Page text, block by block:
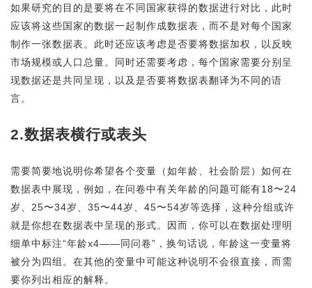
如果研究的目的是要将在不同国家获得的数据进行对比，此时
应该将这些国家的数据一起制作成数据表，而不是对每个国家
制作一张数据表。此时还应该考虑是否要将数据加权，以反映
市场规模或人口总量。同时还需要考虑，每个国家需要分别呈
现数据还是共同呈现，以及是否要将数据表翻译为不同的语
言。
2.数据表横行或表头
需要简要地说明你希望各个变量（如年龄、社会阶层）如何在
数据表中展现，例如，在问卷中有关年龄的问题可能有18〜24
岁、25〜34岁、35〜44岁、45〜54岁等选择，这种分组或许
就是你想在数据表中呈现的形式。因而，你可以在数据处理明
细单中标注“年龄x4——同问卷”，换句话说，年龄这一变量将
被分为四组。在其他的变量中可能这种说明不会很直接，而需
要你列出相应的解释。